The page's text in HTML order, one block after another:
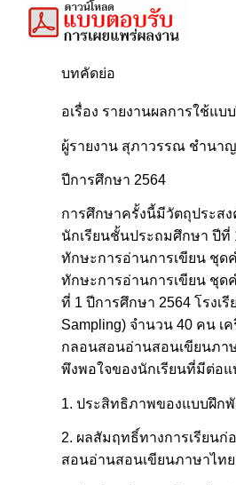
บทคัดย่อ
อเรื่อง รายงานผลการใช้แ
ผู้รายงาน สุภาวรรณ ชำนาญ
ปีการศึกษา 2564
การศึกษาครั้งนี้มีวัตถุประส
นักเรียนชั้นประถมศึกษา ปีที่
ทักษะการอ่านการเขียน ชุ
ทักษะการอ่านการเขียน ชุด
ที่ 1 ปีการศึกษา 2564 โรงเ
Sampling) จำนวน 40 คน
กลอนสอนอ่านสอนเขียนภา
พึงพอใจของนักเรียนที่มีต่อ
1. ประสิทธิภาพของแบบฝึก
2. ผลสัมฤทธิ์ทางการเรียน
สอนอ่านสอนเขียนภาษาไท